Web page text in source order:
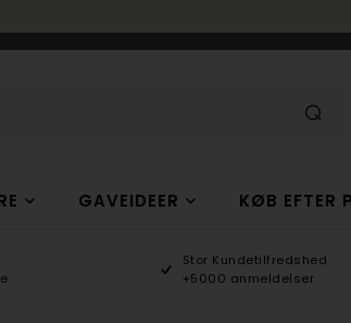
GAVEIDEER KØB EFTER
Stor Kundetilfredshed
+5000 anmeldelser